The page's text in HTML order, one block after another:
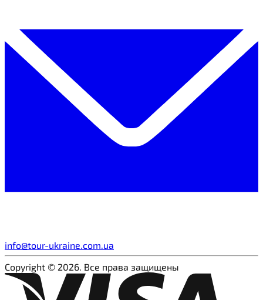
info@tour-ukraine.com.ua
Copyright © 2026. Все права защищены